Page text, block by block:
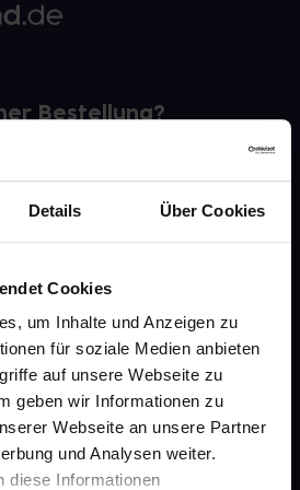
Details Über Cookies
Cookies
um Inhalte und Anzeigen zu
für soziale Medien anbieten
auf unsere Webseite zu
geben wir Informationen zu
Webseite an unsere Partner
und Analysen weiter.
diese Informationen
Bestellung?